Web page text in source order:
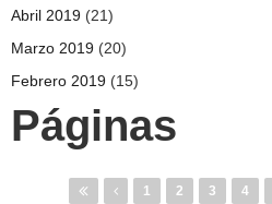
Abril 2019 (21)
Marzo 2019 (20)
Febrero 2019 (15)
Páginas
1 2 3 4